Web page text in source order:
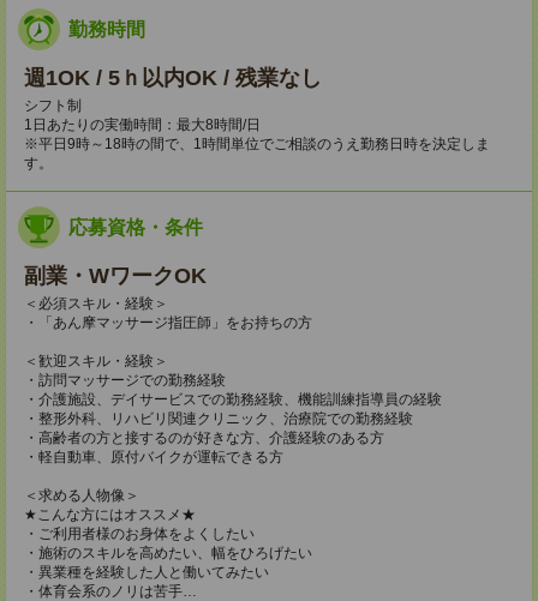
勤務時間
週1OK / 5ｈ以内OK / 残業なし
シフト制
1日あたりの実働時間：最大8時間/日
※平日9時～18時の間で、1時間単位でご相談のうえ勤務日時を決定しま
す。
応募資格・条件
副業・WワークOK
＜必須スキル・経験＞
・「あん摩マッサージ指圧師」をお持ちの方
＜歓迎スキル・経験＞
・訪問マッサージでの勤務経験
・介護施設、デイサービスでの勤務経験、機能訓練指導員の経験
・整形外科、リハビリ関連クリニック、治療院での勤務経験
・高齢者の方と接するのが好きな方、介護経験のある方
・軽自動車、原付バイクが運転できる方
＜求める人物像＞
★こんな方にはオススメ★
・ご利用者様のお身体をよくしたい
・施術のスキルを高めたい、幅をひろげたい
・異業種を経験した人と働いてみたい
・体育会系のノリは苦手…